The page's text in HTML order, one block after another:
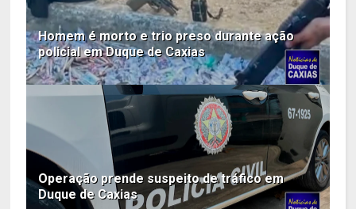
Homem é morto e trio preso durante ação
policial em Duque de Caxias
Operação prende suspeito de tráfico em
Duque de Caxias